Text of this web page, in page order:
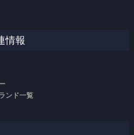
情報
ンド一覧